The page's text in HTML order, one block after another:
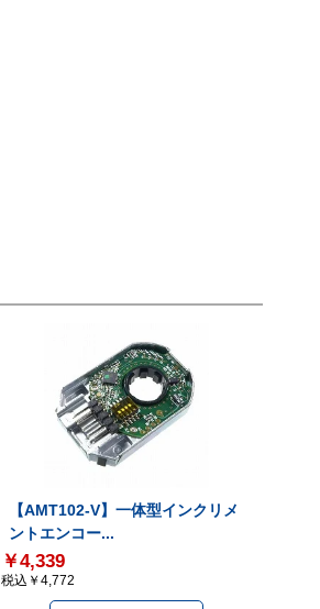
【AMT102-V】一体型インクリメ
ントエンコー...
￥4,339
税込￥4,772